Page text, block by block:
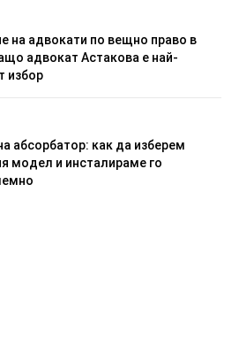
на адвокати по вещно право в
адвокат Астакова е най-
избор
абсорбатор: как да изберем
модел и инсталираме го